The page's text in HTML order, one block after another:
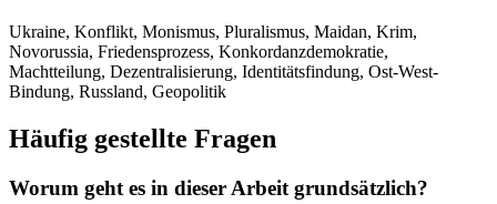
Ukraine, Konflikt, Monismus, Pluralismus, Maidan, Krim,
Novorussia, Friedensprozess, Konkordanzdemokratie,
Machtteilung, Dezentralisierung, Identitätsfindung, Ost-West-
Bindung, Russland, Geopolitik
Häufig gestellte Fragen
Worum geht es in dieser Arbeit grundsätzlich?